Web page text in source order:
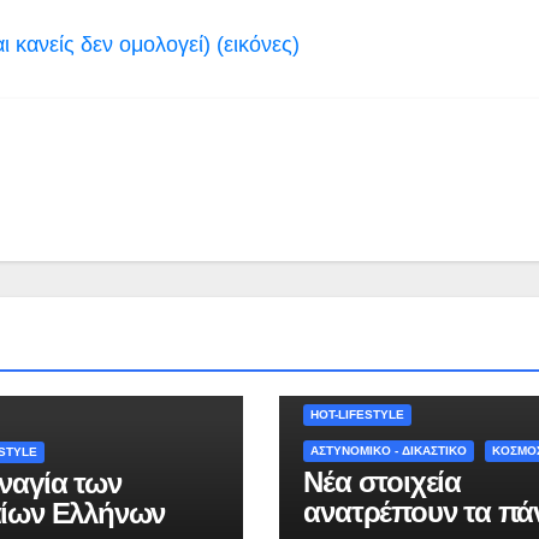
δεν ομολογεί) (εικόνες)
των
Ελλήνων
HOT-LIFESTYLE
ΑΣΤΥΝΟΜΙΚΟ - ΔΙΚΑΣΤΙΚΟ
Νέα στοιχεία
ανατρέπουν τα